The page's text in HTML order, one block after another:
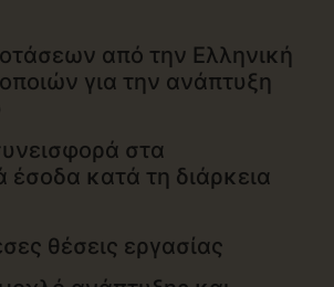
από την Ελληνική
για την ανάπτυξη
στα
έσοδα κατά τη διάρκεια
θέσεις εργασίας